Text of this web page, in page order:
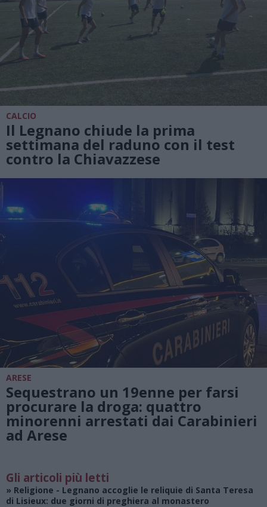
CALCIO
Il Legnano chiude la prima
settimana del raduno con il test
contro la Chiavazzese
ARESE
Sequestrano un 19enne per farsi
procurare la droga: quattro
minorenni arrestati dai Carabinieri
ad Arese
Gli articoli più letti
» Religione - Legnano accoglie le reliquie di Santa Teresa
di Lisieux: due giorni di preghiera al monastero